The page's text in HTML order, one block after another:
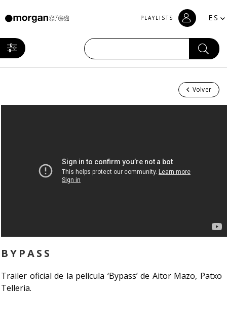
PLAYLISTS ES
Volver
BYPASS
Trailer oficial de la película ‘Bypass’ de Aitor Mazo, Patxo
Telleria.